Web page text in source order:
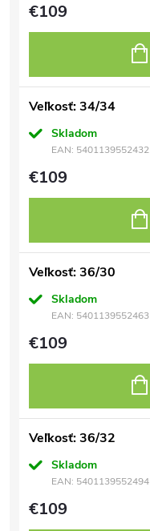
€109
Veľkosť: 34/34
Skladom
EAN: 5401139552432
€109
Veľkosť: 36/30
Skladom
EAN: 5401139552463
€109
Veľkosť: 36/32
Skladom
EAN: 5401139552494
€109